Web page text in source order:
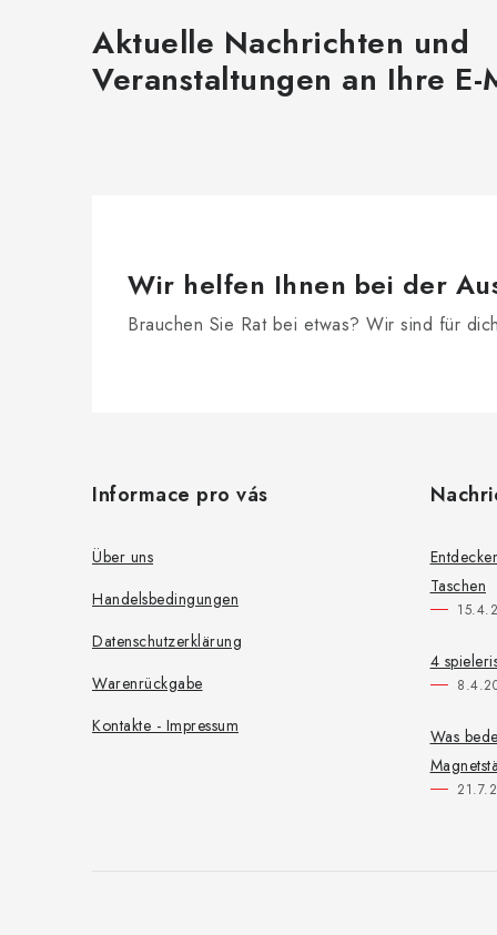
e
Aktuelle Nachrichten und
Veranstaltungen an Ihre E-
Wir helfen Ihnen bei der
Brauchen Sie Rat bei etwas? Wir sind für
Informace pro vás
Über uns
Handelsbedingungen
Datenschutzerklärung
Warenrückgabe
Kontakte - Impressum
Taschen
4
Was